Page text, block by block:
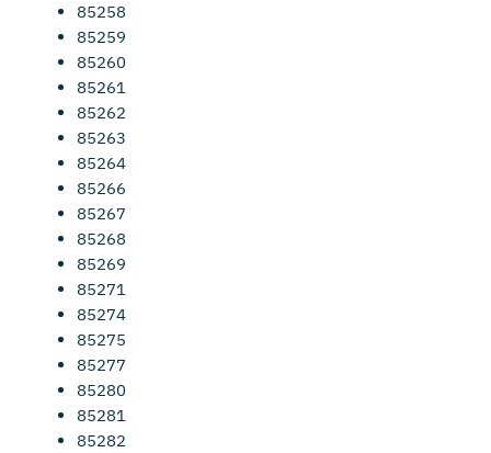
85258
85259
85260
85261
85262
85263
85264
85266
85267
85268
85269
85271
85274
85275
85277
85280
85281
85282